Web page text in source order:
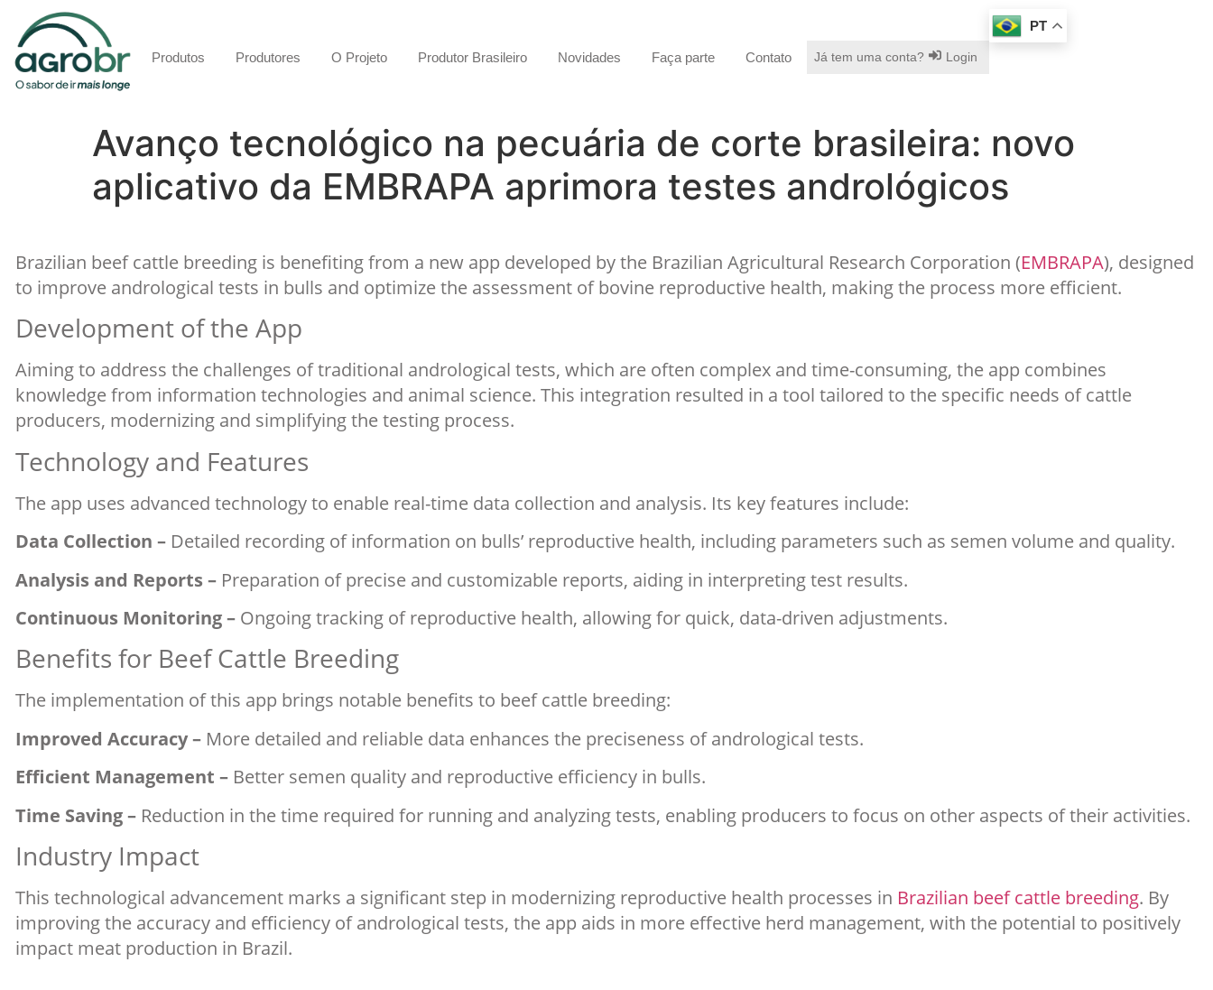
Produtos Produtores O Projeto Produtor Brasileiro Novidades Faça parte Contato Já tem uma conta? Login
PT
Avanço tecnológico na pecuária de corte brasileira: novo
aplicativo da EMBRAPA aprimora testes andrológicos
Brazilian beef cattle breeding is benefiting from a new app developed by the Brazilian Agricultural Research Corporation (EMBRAPA), designed
to improve andrological tests in bulls and optimize the assessment of bovine reproductive health, making the process more efficient.
Development of the App
Aiming to address the challenges of traditional andrological tests, which are often complex and time-consuming, the app combines
knowledge from information technologies and animal science. This integration resulted in a tool tailored to the specific needs of cattle
producers, modernizing and simplifying the testing process.
Technology and Features
The app uses advanced technology to enable real-time data collection and analysis. Its key features include:
Data Collection – Detailed recording of information on bulls’ reproductive health, including parameters such as semen volume and quality.
Analysis and Reports – Preparation of precise and customizable reports, aiding in interpreting test results.
Continuous Monitoring – Ongoing tracking of reproductive health, allowing for quick, data-driven adjustments.
Benefits for Beef Cattle Breeding
The implementation of this app brings notable benefits to beef cattle breeding:
Improved Accuracy – More detailed and reliable data enhances the preciseness of andrological tests.
Efficient Management – Better semen quality and reproductive efficiency in bulls.
Time Saving – Reduction in the time required for running and analyzing tests, enabling producers to focus on other aspects of their activities.
Industry Impact
This technological advancement marks a significant step in modernizing reproductive health processes in Brazilian beef cattle breeding. By
improving the accuracy and efficiency of andrological tests, the app aids in more effective herd management, with the potential to positively
impact meat production in Brazil.